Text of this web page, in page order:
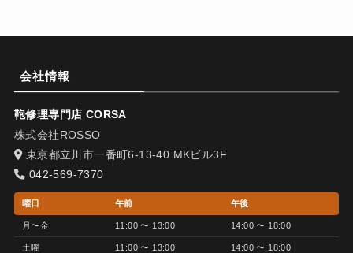
会社情報
鞄修理専門店 CORSA
株式会社ROSSO
東京都立川市一番町6-13-40 MKビル3F
042-569-7370
曜日 午前 午後
月〜金 11:00 〜 13:00 14:00 〜 18:00
土曜 11:00 〜 13:00 14:00 〜 18:00